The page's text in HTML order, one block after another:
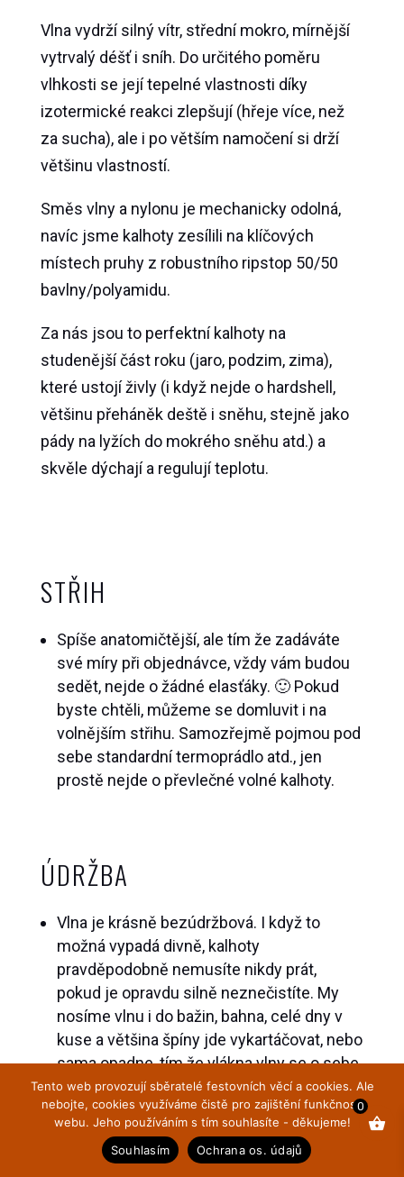
Vlna vydrží silný vítr, střední mokro, mírnější
vytrvalý déšť i sníh. Do určitého poměru
vlhkosti se její tepelné vlastnosti díky
izotermické reakci zlepšují (hřeje více, než
za sucha), ale i po větším namočení si drží
většinu vlastností.
Směs vlny a nylonu je mechanicky odolná,
navíc jsme kalhoty zesílili na klíčových
místech pruhy z robustního ripstop 50/50
bavlny/polyamidu.
Za nás jsou to perfektní kalhoty na
studenější část roku (jaro, podzim, zima),
které ustojí živly (i když nejde o hardshell,
většinu přeháněk deště i sněhu, stejně jako
pády na lyžích do mokrého sněhu atd.) a
skvěle dýchají a regulují teplotu.
STŘIH
Spíše anatomičtější, ale tím že zadáváte
své míry při objednávce, vždy vám budou
sedět, nejde o žádné elasťáky. 🙂 Pokud
byste chtěli, můžeme se domluvit i na
volnějším střihu. Samozřejmě pojmou pod
sebe standardní termoprádlo atd., jen
prostě nejde o převlečné volné kalhoty.
ÚDRŽBA
Vlna je krásně bezúdržbová. I když to
možná vypadá divně, kalhoty
pravděpodobně nemusíte nikdy prát,
pokud je opravdu silně neznečistíte. My
nosíme vlnu i do bažin, bahna, celé dny v
kuse a většina špíny jde vykartáčovat, nebo
sama opadne, tím že vlákna vlny se o sebe
v pohybu třou.
Pokud byste je přeci jen prali (to je zase
dobré pro obnovu lanolinu ve vlně),
doporučujeme buď ruční praní do 30
0
Tento web provozují sběratelé festovních věcí a cookies. Ale
nebojte, cookies využíváme čistě pro zajištění funkčnosti
webu. Jeho používáním s tím souhlasíte - děkujeme!
Souhlasím
Ochrana os. údajů